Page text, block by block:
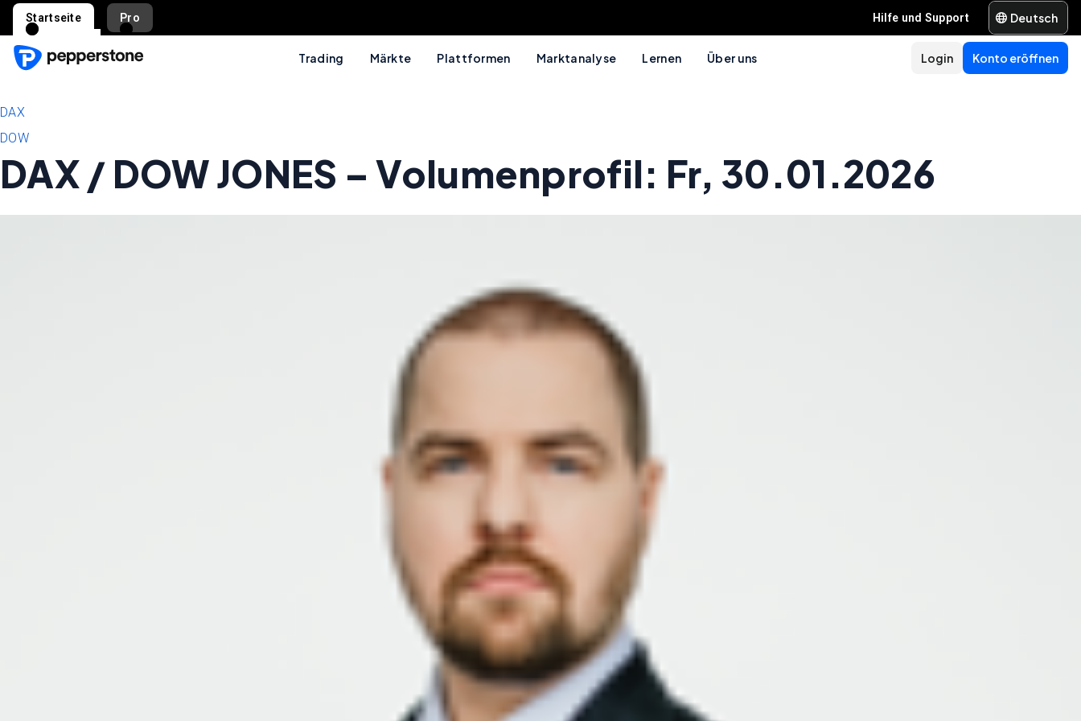
Startseite Pro Hilfe und Support Deutsch
Trading Märkte Plattformen Marktanalyse Lernen Über uns Konto eröffnen
Login
DAX
DOW
DAX / DOW JONES – Volumenprofil: Fr, 30.01.2026